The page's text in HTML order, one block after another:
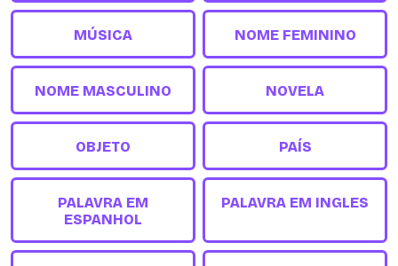
MÚSICA NOME FEMININO
NOME MASCULINO NOVELA
OBJETO PAÍS
PALAVRA EM
ESPANHOL
PALAVRA EM INGLES